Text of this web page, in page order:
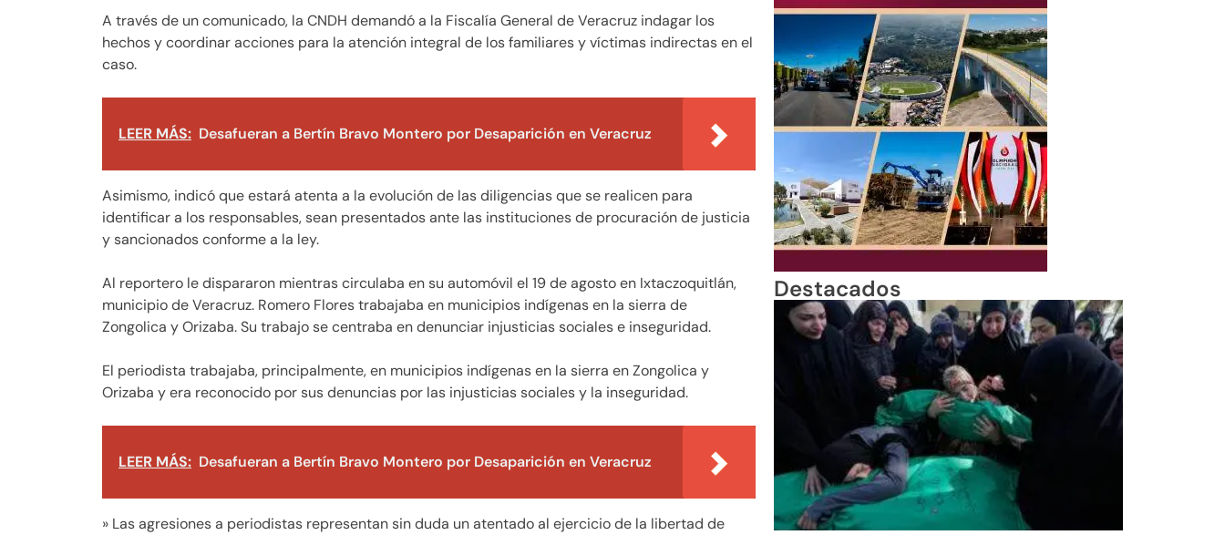
A través de un comunicado, la CNDH demandó a la Fiscalía General de Veracruz indagar los
hechos y coordinar acciones para la atención integral de los familiares y víctimas indirectas en el
caso.
LEER MÁS: Desafueran a Bertín Bravo Montero por Desaparición en Veracruz
Asimismo, indicó que estará atenta a la evolución de las diligencias que se realicen para
identificar a los responsables, sean presentados ante las instituciones de procuración de justicia
y sancionados conforme a la ley.
Al reportero le dispararon mientras circulaba en su automóvil el 19 de agosto en Ixtaczoquitlán,
municipio de Veracruz. Romero Flores trabajaba en municipios indígenas en la sierra de
Zongolica y Orizaba. Su trabajo se centraba en denunciar injusticias sociales e inseguridad.
El periodista trabajaba, principalmente, en municipios indígenas en la sierra en Zongolica y
Orizaba y era reconocido por sus denuncias por las injusticias sociales y la inseguridad.
LEER MÁS: Desafueran a Bertín Bravo Montero por Desaparición en Veracruz
» Las agresiones a periodistas representan sin duda un atentado al ejercicio de la libertad de
Destacados